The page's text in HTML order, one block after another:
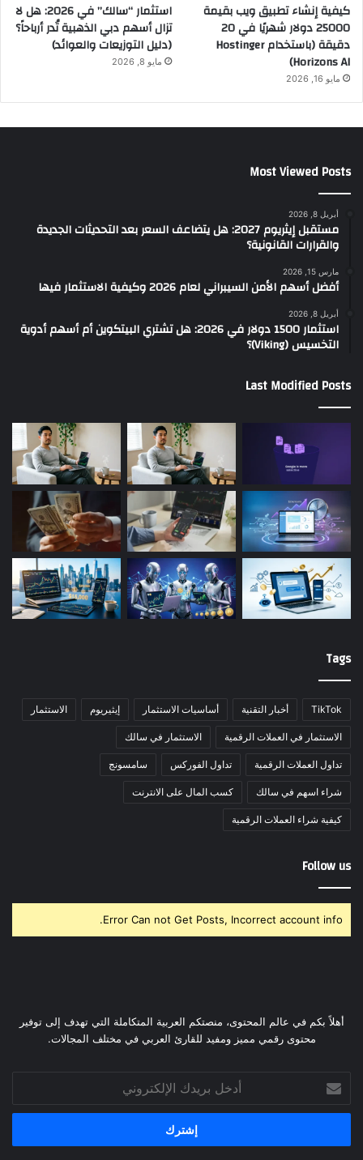
كيفية إنشاء تطبيق ويب بقيمة
25000 دولار شهريًا في 20
دقيقة (باستخدام Hostinger
Horizons AI)
مايو 16, 2026
استثمار “سالك” في 2026: هل لا
تزال أسهم دبي الذهبية تُدر أرباحاً؟
(دليل التوزيعات والعوائد)
مايو 8, 2026
Most Viewed Posts
أبريل 8, 2026
مستقبل إيثريوم 2027: هل يتضاعف السعر بعد التحديثات الجديدة
والقرارات القانونية؟
مارس 15, 2026
أفضل أسهم الأمن السيبراني لعام 2026 وكيفية الاستثمار فيها
أبريل 8, 2026
استثمار 1500 دولار في 2026: هل تشتري البيتكوين أم أسهم أدوية
التخسيس (Viking)؟
Last Modified Posts
Tags
TikTok أخبار التقنية أساسيات الاستثمار إيثيريوم الاستثمار
الاستثمار في العملات الرقمية الاستثمار في سالك
تداول العملات الرقمية تداول الفوركس سامسونج
شراء اسهم في سالك كسب المال على الانترنت
كيفية شراء العملات الرقمية
Follow us
Error Can not Get Posts, Incorrect account info.
أهلاً بكم في عالم المحتوى، منصتكم العربية المتكاملة التي تهدف إلى توفير
محتوى رقمي مميز ومفيد للقارئ العربي في مختلف المجالات.
بريدك
الإلكتروني